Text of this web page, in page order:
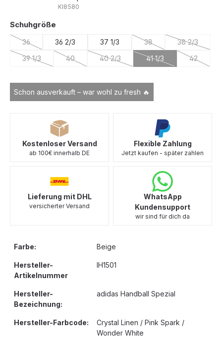
Schon ausverkauft – war wohl zu fresh 🔥
KI8580
Schuhgröße
36
(Diese Option ist zurzeit nicht verfügbar.)
36 2/3 37 1/3 38
(Diese Option ist zurzeit
38 2/3
(Diese
39 1/3
(Diese Option ist zurzeit nicht verfügbar.)
40
(Diese Option ist zurzeit nicht verfügbar.)
40 2/3
(Diese Option ist zurzeit nicht
41 1/3
(Diese Option ist
42
(Diese
Kostenloser Versand
ab 100€ innerhalb DE
Flexible Zahlung
Jetzt kaufen - später zahlen
Lieferung mit DHL
versicherter Versand
WhatsApp
Kundensupport
wir sind für dich da
Farbe: Beige
Hersteller-
Artikelnummer
IH1501
Hersteller-
Bezeichnung:
adidas Handball Spezial
Hersteller-Farbcode:
Crystal Linen / Pink Spark /
Wonder White